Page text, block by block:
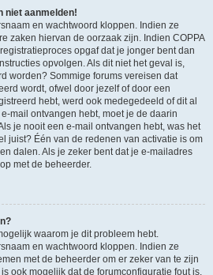
niet aanmelden!
en wachtwoord kloppen. Indien ze
zaken hiervan de oorzaak zijn. Indien COPPA
opgaf dat je jonger bent dan
opvolgen. Als dit niet het geval is,
worden? Sommige forums vereisen dat
wordt, ofwel door jezelf of door een
hebt, werd ook medegedeeld of dit al
mail ontvangen hebt, moet je de daarin
je nooit een e-mail ontvangen hebt, was het
juist? Één van de redenen van activatie is om
dalen. Als je zeker bent dat je e-mailadres
met de beheerder.
waarom je dit probleem hebt.
en wachtwoord kloppen. Indien ze
met de beheerder om er zeker van te zijn
ook mogelijk dat de forumconfiguratie fout is,